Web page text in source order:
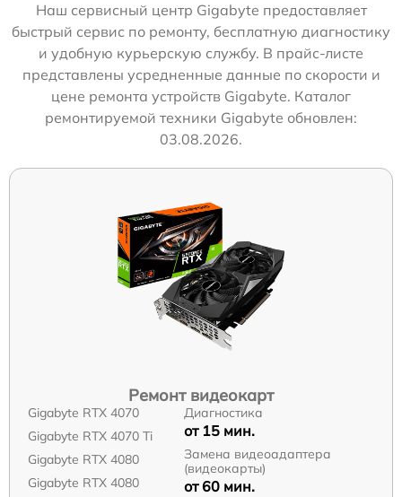
Наш сервисный центр Gigabyte предоставляет
быстрый сервис по ремонту, бесплатную диагностику
и удобную курьерскую службу. В прайс-листе
представлены усредненные данные по скорости и
цене ремонта устройств Gigabyte. Каталог
ремонтируемой техники Gigabyte обновлен:
03.08.2026.
Ремонт видеокарт
Gigabyte RTX 4070
Gigabyte RTX 4070 Ti
Gigabyte RTX 4080
Gigabyte RTX 4080
Диагностика
от 15 мин.
Замена видеоадаптера
(видеокарты)
от 60 мин.